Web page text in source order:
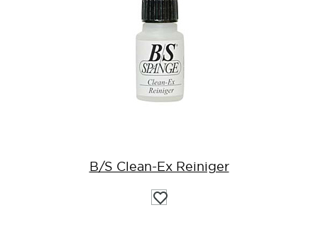
B/S Clean-Ex Reiniger
Auf
die